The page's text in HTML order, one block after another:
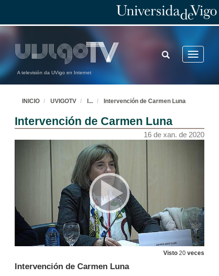
A televisión da UVigo en Internet
Toggle
TOGGLE
SEARCH
INICIO UVIGOTV ... Intervención de Carmen Luna
Intervención de Carmen Luna
16 de xan. de 2020
Visto 20 veces
Intervención de Carmen Luna